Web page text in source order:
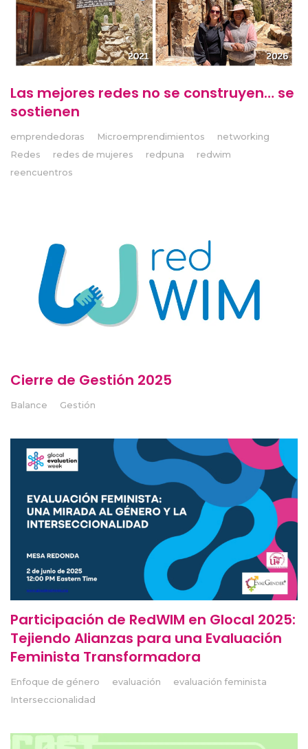
Las mejores redes no se construyen… se
sostienen
emprendedoras Microemprendimientos
networking
Redes
redes de mujeres redpuna
redwim
reencuentros
Cierre de Gestión 2025
Balance Gestión
Participación de RedWIM en Glocal 2025:
Tejiendo Alianzas para una Evaluación
Feminista Transformadora
Enfoque de género evaluación
evaluación feminista
Interseccionalidad